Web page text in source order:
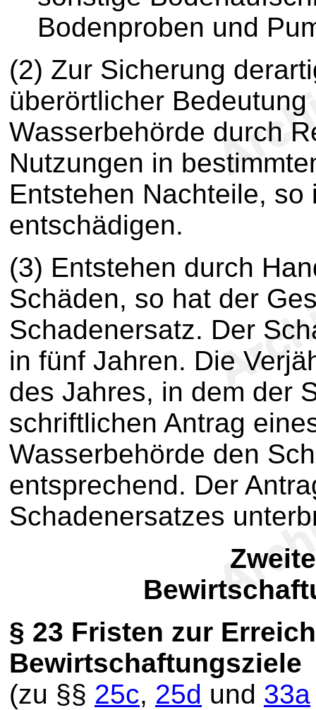
Bodenproben und
(2) Zur Sicherung
überörtlicher
Wasserbehörde durch
Nutzungen in
Entstehen Nachteile,
entschädigen.
(3) Entstehen durch
Schäden, so hat der
Schadenersatz. Der
in fünf Jahren. Die
des Jahres, in dem der
schriftlichen Antrag
Wasserbehörde den
entsprechend. Der
Schadenersatzes
§ 23 Fristen zur
Bewirtschaftungsziele
(zu §§ 25c, 25d und 33a